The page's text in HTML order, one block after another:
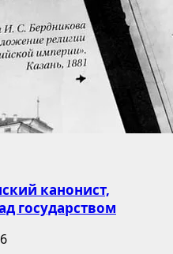
канонист,
государством